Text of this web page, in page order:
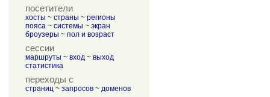
посетители
хосты ~ страны ~ регионы
пояса ~ системы ~ экран
броузеры ~ пол и возраст
сессии
маршруты ~ вход ~ выход
статистика
переходы с
страниц ~ запросов ~ доменов